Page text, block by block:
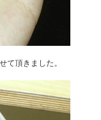
て頂きました。